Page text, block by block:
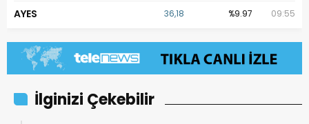
AYES 36,18 %9.97 09:55
İlginizi Çekebilir